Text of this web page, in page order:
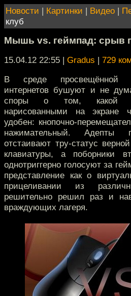
Новости | Картинки | Видео |
клуб
Мышь vs. геймпад: срыв
15.04.12 22:55 | Gradus | 729
В среде просвещённой
интернетов бушуют и не
споры о том, какой
нарисованными на экране
удобен: кнопочно-
нажимательный. Адепты
отстаивают тру-статус
клавиатуры, а поборники
однотриггерно голосуют за
представление как о
прицеливании из
решительно решил раз и
враждующих лагеря.